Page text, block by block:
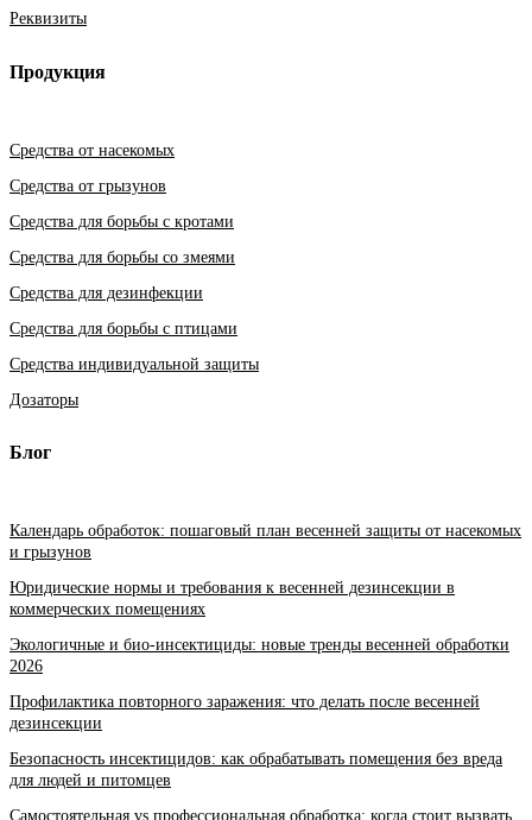
Реквизиты
Продукция
Средства от насекомых
Средства от грызунов
Средства для борьбы с кротами
Средства для борьбы со змеями
Средства для дезинфекции
Средства для борьбы с птицами
Средства индивидуальной защиты
Дозаторы
Блог
Календарь обработок: пошаговый план весенней защиты от насекомых
и грызунов
Юридические нормы и требования к весенней дезинсекции в
коммерческих помещениях
Экологичные и био-инсектициды: новые тренды весенней обработки
2026
Профилактика повторного заражения: что делать после весенней
дезинсекции
Безопасность инсектицидов: как обрабатывать помещения без вреда
для людей и питомцев
Самостоятельная vs профессиональная обработка: когда стоит вызвать